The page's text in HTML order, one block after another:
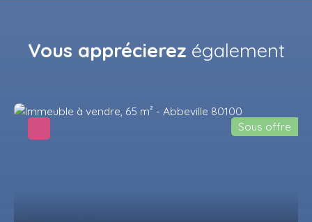
Vous apprécierez également
Sous offre